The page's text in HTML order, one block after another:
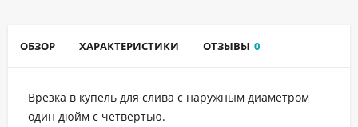
ОБЗОР ХАРАКТЕРИСТИКИ ОТЗЫВЫ 0
Врезка в купель для слива с наружным диаметром
один дюйм с четвертью.